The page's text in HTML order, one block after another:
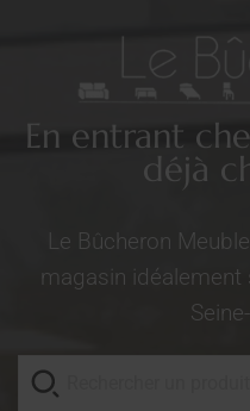
En entrant
déjà
Le Bûcheron
magasin idéalement